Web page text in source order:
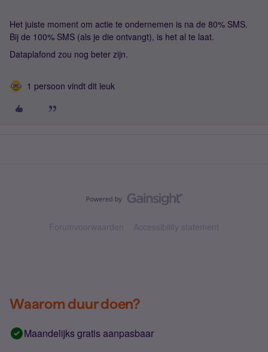
Het juiste moment om actie te ondernemen is na de 80% SMS.
Bij de 100% SMS (als je die ontvangt), is het al te laat.
Dataplafond zou nog beter zijn.
1 persoon vindt dit leuk
Forumvoorwaarden Accessibility statement
Waarom duur doen?
Maandelijks gratis aanpasbaar